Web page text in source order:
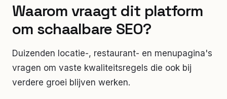
Waarom vraagt dit platform
om schaalbare SEO?
Duizenden locatie-, restaurant- en menupagina's
vragen om vaste kwaliteitsregels die ook bij
verdere groei blijven werken.